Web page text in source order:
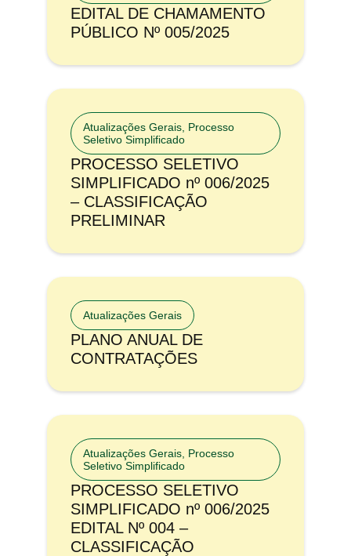
EDITAL DE CHAMAMENTO
PÚBLICO Nº 005/2025
Atualizações Gerais Processo
Seletivo Simplificado
PROCESSO SELETIVO
SIMPLIFICADO nº 006/2025
– CLASSIFICAÇÃO
PRELIMINAR
Atualizações Gerais
PLANO ANUAL DE
CONTRATAÇÕES
Atualizações Gerais Processo
Seletivo Simplificado
PROCESSO SELETIVO
SIMPLIFICADO nº 006/2025
EDITAL Nº 004 –
CLASSIFICAÇÃO